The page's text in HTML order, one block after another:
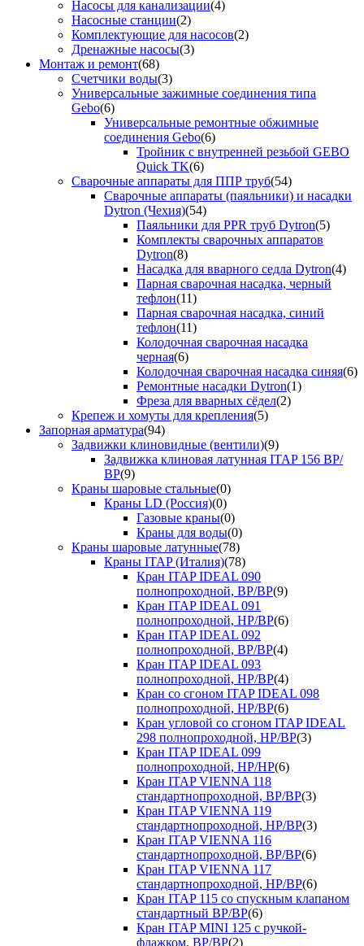
Насосы для канализации(4)
Насосные станции(2)
Комплектующие для насосов(2)
Дренажные насосы(3)
Монтаж и ремонт(68)
Счетчики воды(3)
Универсальные зажимные соединения типа
Gebo(6)
Универсальные ремонтные обжимные
соединения Gebo(6)
Тройник с внутренней резьбой GEBO
Quick TK(6)
Сварочные аппараты для ППР труб(54)
Сварочные аппараты (паяльники) и насадки
Dytron (Чехия)(54)
Паяльники для PPR труб Dytron(5)
Комплекты сварочных аппаратов
Dytron(8)
Насадка для вварного седла Dytron(4)
Парная сварочная насадка, черный
тефлон(11)
Парная сварочная насадка, синий
тефлон(11)
Колодочная сварочная насадка
черная(6)
Колодочная сварочная насадка синяя(6)
Ремонтные насадки Dytron(1)
Фреза для вварных сёдел(2)
Крепеж и хомуты для крепления(5)
Запорная арматура(94)
Задвижки клиновидные (вентили)(9)
Задвижка клиновая латунная ITAP 156 ВР/
ВР(9)
Краны шаровые стальные(0)
Краны LD (Россия)(0)
Газовые краны(0)
Краны для воды(0)
Краны шаровые латунные(78)
Краны ITAP (Италия)(78)
Кран ITAP IDEAL 090
полнопроходной, ВР/ВР(9)
Кран ITAP IDEAL 091
полнопроходной, НР/ВР(6)
Кран ITAP IDEAL 092
полнопроходной, ВР/ВР(4)
Кран ITAP IDEAL 093
полнопроходной, НР/ВР(4)
Кран со сгоном ITAP IDEAL 098
полнопроходной, НР/ВР(6)
Кран угловой со сгоном ITAP IDEAL
298 полнопроходной, НР/ВР(3)
Кран ITAP IDEAL 099
полнопроходной, НР/НР(6)
Кран ITAP VIENNA 118
стандартнопроходной, ВР/ВР(3)
Кран ITAP VIENNA 119
стандартнопроходной, НР/ВР(3)
Кран ITAP VIENNA 116
стандартнопроходной, ВР/ВР(6)
Кран ITAP VIENNA 117
стандартнопроходной, НР/ВР(6)
Кран ITAP 115 со спускным клапаном
стандартный ВР/ВР(6)
Кран ITAP MINI 125 с ручкой-
флажком, ВР/ВР(2)